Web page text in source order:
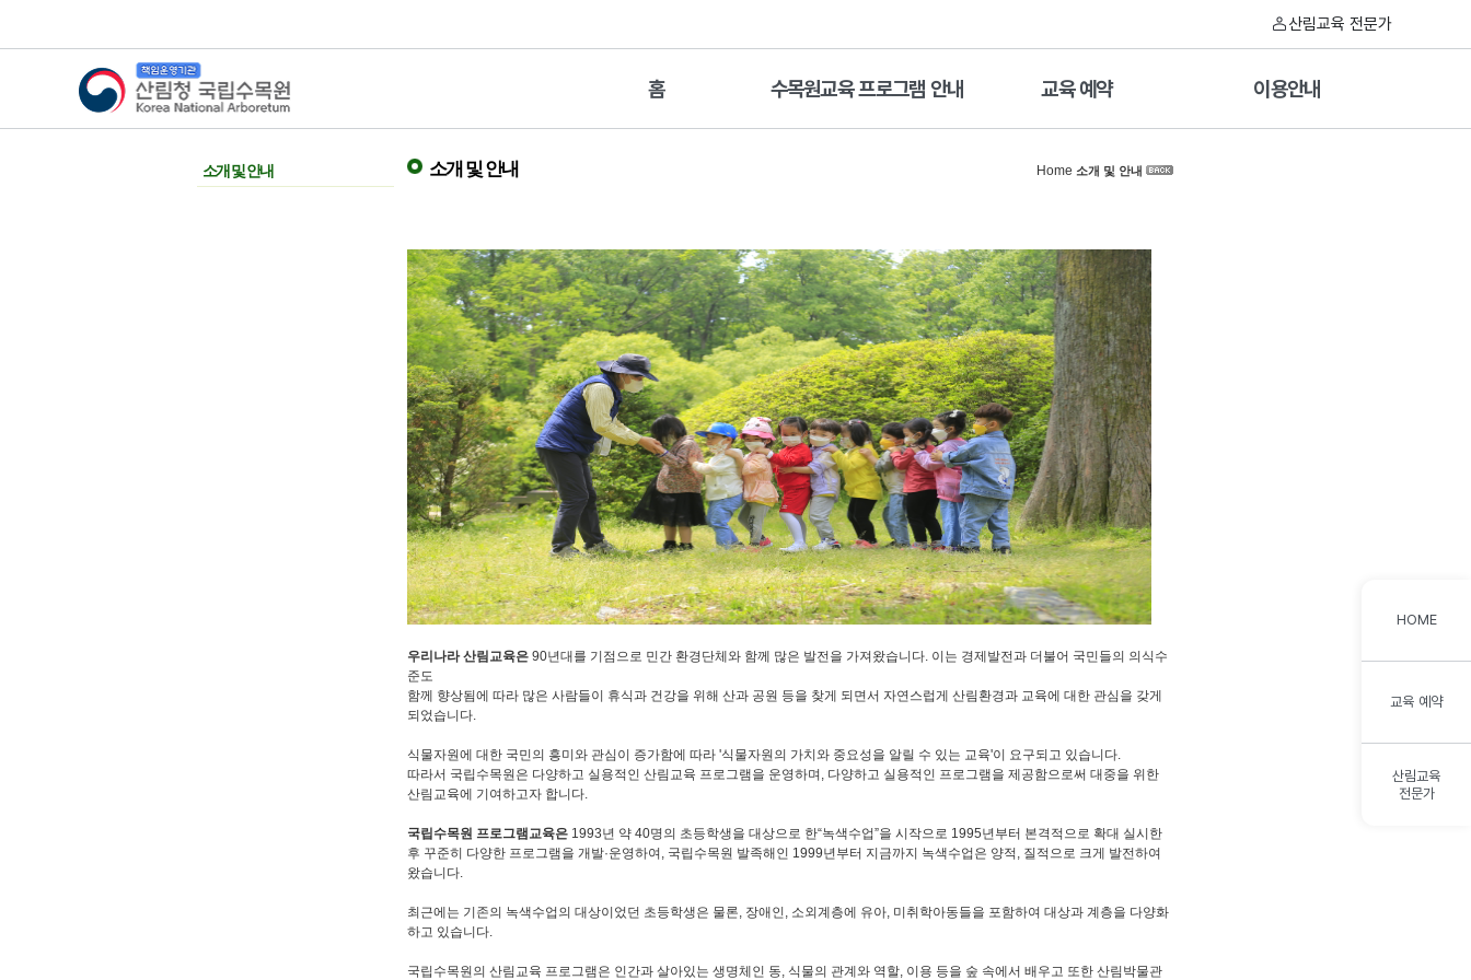
산림교육 전문가
산림청 국립수목원
홈 수목원교육 프로그램 안내 교육 예약 이용안내
소개 및 안내 Home 소개 및 안내
소개 및 안내
우리나라 산림교육은90년대를 기점으로 민간 환경단체와 함께 많은 발전을 가져왔습니다. 이는 경제발전과 더불어 국민들의 의식수
준도
함께 향상됨에 따라 많은 사람들이 휴식과 건강을 위해 산과 공원 등을 찾게 되면서 자연스럽게 산림환경과 교육에 대한 관심을 갖게
되었습니다.
식물자원에 대한 국민의 흥미와 관심이 증가함에 따라 '식물자원의 가치와 중요성을 알릴 수 있는 교육'이 요구되고 있습니다.
따라서 국립수목원은 다양하고 실용적인 산림교육 프로그램을 운영하며, 다양하고 실용적인 프로그램을 제공함으로써 대중을 위한
산림교육에 기여하고자 합니다.
국립수목원 프로그램교육은1993년 약 40명의 초등학생을 대상으로 한“녹색수업”을 시작으로 1995년부터 본격적으로 확대 실시한
후 꾸준히 다양한 프로그램을 개발·운영하여, 국립수목원 발족해인 1999년부터 지금까지 녹색수업은 양적, 질적으로 크게 발전하여
왔습니다.
최근에는 기존의 녹색수업의 대상이었던 초등학생은 물론, 장애인, 소외계층에 유아, 미취학아동들을 포함하여 대상과 계층을 다양화
하고 있습니다.
국립수목원의 산림교육 프로그램은 인간과 살아있는 생명체인 동, 식물의 관계와 역할, 이용 등을 숲 속에서 배우고 또한 산림박물관
HOME
교육 예약
산림교육
전문가